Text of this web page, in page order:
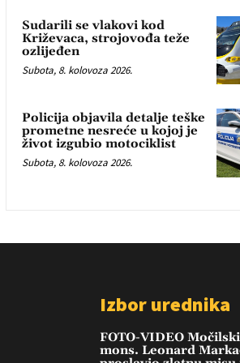
Sudarili se vlakovi kod
Križevaca, strojovođa teže
ozlijeđen
Subota, 8. kolovoza 2026.
Policija objavila detalje teške
prometne nesreće u kojoj je
život izgubio motociklist
Subota, 8. kolovoza 2026.
Izbor urednika
FOTO-VIDEO
mons. Leonard